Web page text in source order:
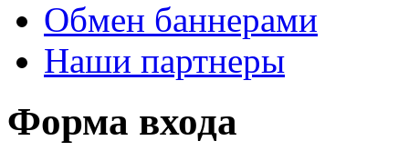
Обмен баннерами
Наши партнеры
Форма входа